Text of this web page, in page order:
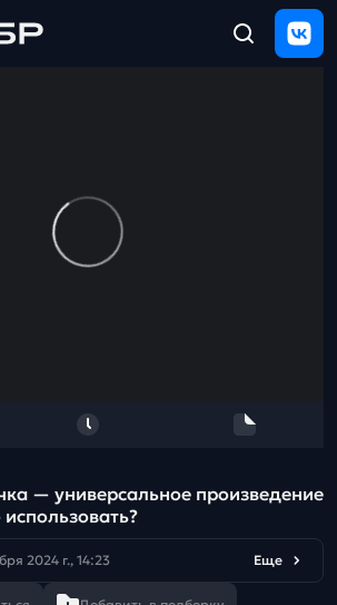
— универсальное произведение
2024 г., 14:23 Еще